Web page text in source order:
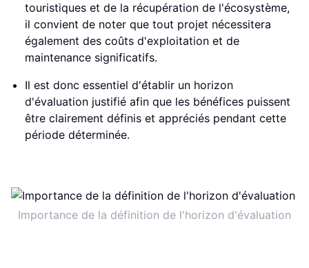
touristiques et de la récupération de l'écosystème,
il convient de noter que tout projet nécessitera
également des coûts d'exploitation et de
maintenance significatifs.
Il est donc essentiel d'établir un horizon
d'évaluation justifié afin que les bénéfices puissent
être clairement définis et appréciés pendant cette
période déterminée.
Importance de la définition de l'horizon d'évaluation